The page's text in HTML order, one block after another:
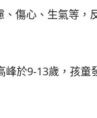
傷心、生氣等，
於9-13歲，孩童